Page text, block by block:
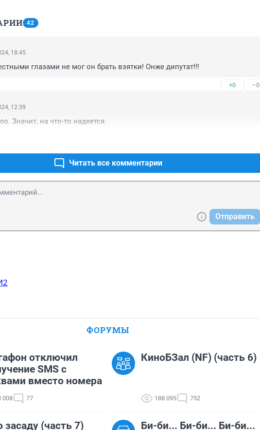
42
18:45
глазами не мог он брать взятки! Онже дипутат!!!
+0 –0
12:39
Значит, на что-то надеется.
Читать все комментарии
Отправить
ФОРУМЫ
отключил
SMS с
вместо номера
008 77
КиноБЗал (NF) (часть 6)
188 095 752
засаду (часть 7) Би-би... Би-би... Би-би...